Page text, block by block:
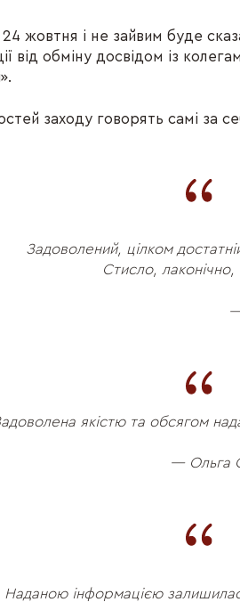
24 жовтня і не зайвим буде
від обміну досвідом із
заходу говорять самі за
Задоволений, цілком
Стисло, лаконічно,
якістю та обсягом
— Ольга
Наданою інформацією